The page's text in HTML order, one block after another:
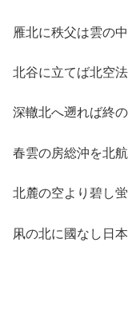
雁北に秩父は雲の
北谷に立てば北空
深轍北へ遡れば終
春雲の房総沖を北
北麓の空より碧し
凩の北に國なし日